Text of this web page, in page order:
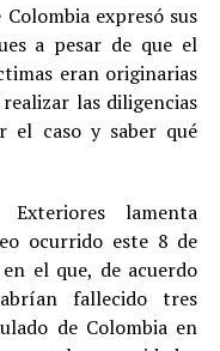
expresó sus
a pesar de que el
eran originarias
las diligencias
el caso y saber qué
lamenta
ocurrido este 8 de
el que, de acuerdo
fallecido tres
de Colombia en